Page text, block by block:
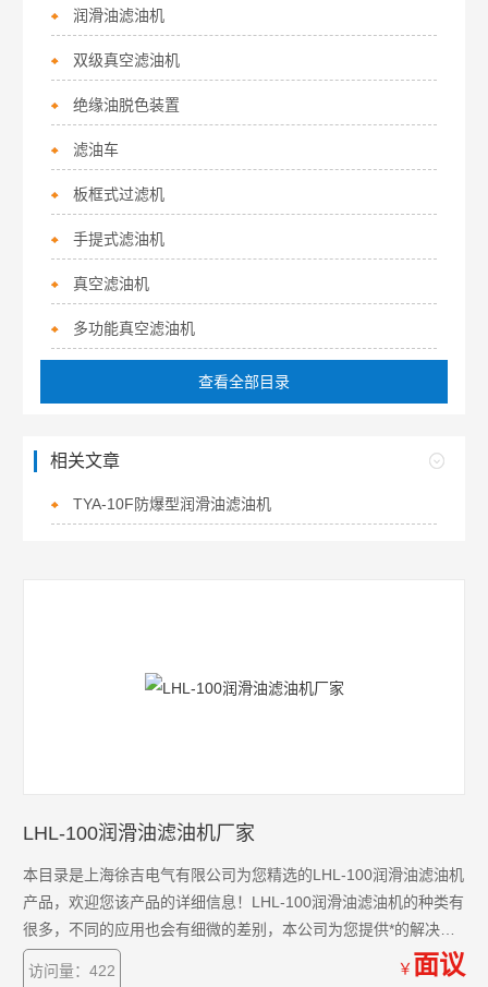
润滑油滤油机
双级真空滤油机
绝缘油脱色装置
滤油车
板框式过滤机
手提式滤油机
真空滤油机
多功能真空滤油机
查看全部目录
相关文章
TYA-10F防爆型润滑油滤油机
LHL-100润滑油滤油机厂家
本目录是上海徐吉电气有限公司为您精选的LHL-100润滑油滤油机
产品，欢迎您该产品的详细信息！LHL-100润滑油滤油机的种类有
很多，不同的应用也会有细微的差别，本公司为您提供*的解决方
案。
访问量：422
￥ 面议